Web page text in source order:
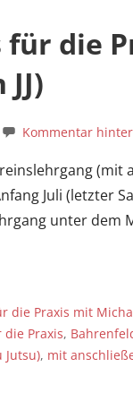
für die
Kommentar
Juli (letzter
unter dem
die Praxis mit
die Praxis,
Jutsu), mit